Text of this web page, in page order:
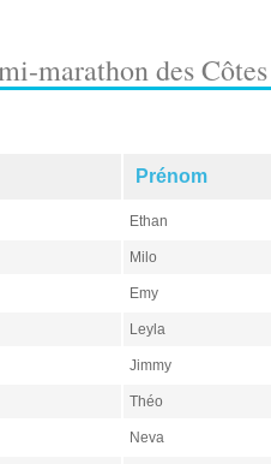
marathon des
Prénom
Ethan
Milo
Emy
Leyla
Jimmy
Théo
Neva